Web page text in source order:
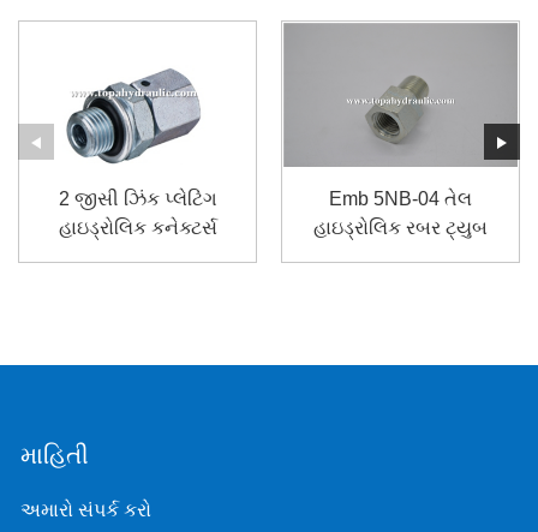
2 જીસી ઝિંક પ્લેટિંગ
હાઇડ્રોલિક કનેક્ટર્સ
Emb 5NB-04 તેલ
હાઇડ્રોલિક રબર ટ્યુબ
માહિતી
અમારો સંપર્ક કરો